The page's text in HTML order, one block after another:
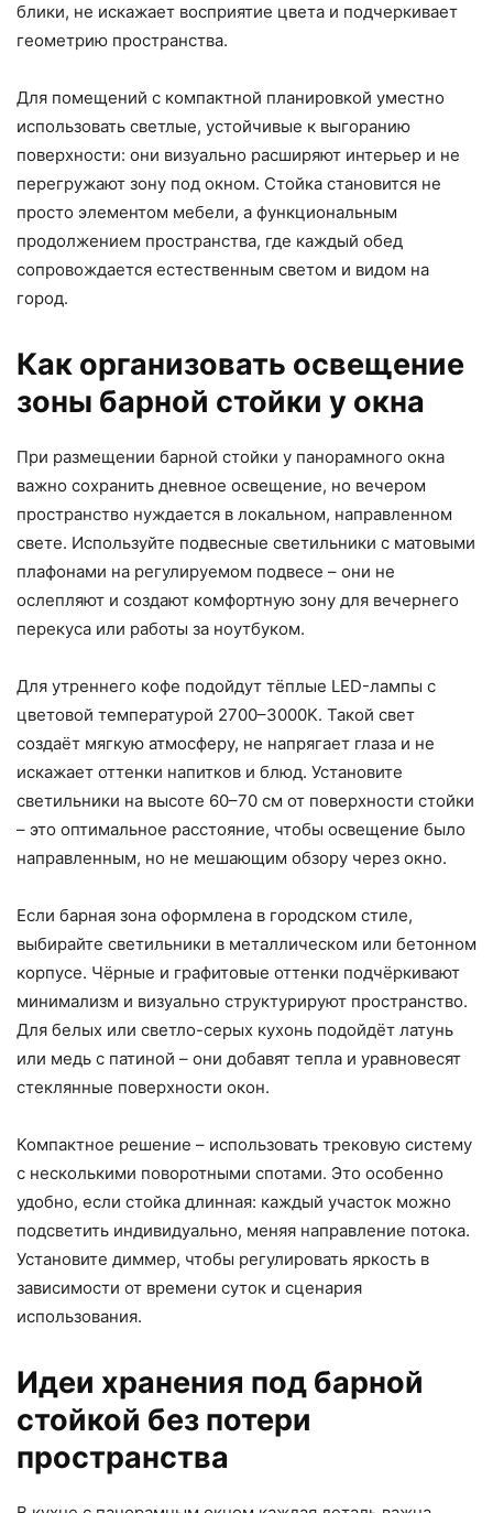
блики, не искажает восприятие цвета и подчеркивает
геометрию пространства.
Для помещений с компактной планировкой уместно
использовать светлые, устойчивые к выгоранию
поверхности: они визуально расширяют интерьер и не
перегружают зону под окном. Стойка становится не
просто элементом мебели, а функциональным
продолжением пространства, где каждый обед
сопровождается естественным светом и видом на
город.
Как организовать освещение
зоны барной стойки у окна
При размещении барной стойки у панорамного окна
важно сохранить дневное освещение, но вечером
пространство нуждается в локальном, направленном
свете. Используйте подвесные светильники с матовыми
плафонами на регулируемом подвесе – они не
ослепляют и создают комфортную зону для вечернего
перекуса или работы за ноутбуком.
Для утреннего кофе подойдут тёплые LED-лампы с
цветовой температурой 2700–3000K. Такой свет
создаёт мягкую атмосферу, не напрягает глаза и не
искажает оттенки напитков и блюд. Установите
светильники на высоте 60–70 см от поверхности стойки
– это оптимальное расстояние, чтобы освещение было
направленным, но не мешающим обзору через окно.
Если барная зона оформлена в городском стиле,
выбирайте светильники в металлическом или бетонном
корпусе. Чёрные и графитовые оттенки подчёркивают
минимализм и визуально структурируют пространство.
Для белых или светло-серых кухонь подойдёт латунь
или медь с патиной – они добавят тепла и уравновесят
стеклянные поверхности окон.
Компактное решение – использовать трековую систему
с несколькими поворотными спотами. Это особенно
удобно, если стойка длинная: каждый участок можно
подсветить индивидуально, меняя направление потока.
Установите диммер, чтобы регулировать яркость в
зависимости от времени суток и сценария
использования.
Идеи хранения под барной
стойкой без потери
пространства